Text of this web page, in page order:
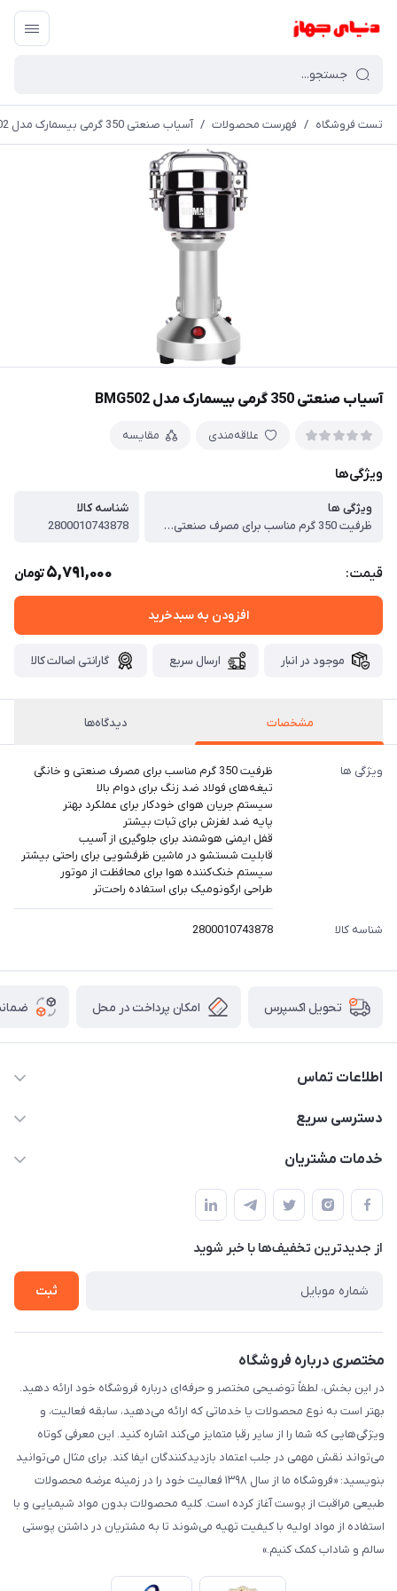
تست فروشگاه / فهرست محصولات / آسیاب صنعتی 350 گرمی بیسمارک مدل BMG502
آسیاب صنعتی 350 گرمی بیسمارک مدل BMG502
علاقه‌مندی مقایسه
ویژگی‌ها
ویژگی ها
ظرفیت 350 گرم مناسب برای مصرف صنعتی و خانگی ، تیغه‌های فولاد ضد زنگ برای دوام بالا ، سیستم جریان هوای خودکار برای عملکرد بهتر ، پایه ضد لغزش برای ثبات بیشتر ، قفل ایمنی هوشمند برای جلوگیری از آسیب ، قابلیت شستشو در ماشین ظرفشویی برای راحتی بیشتر ، سیستم خنک‌کننده هوا برای محافظت از موتور ، طراحی ارگونومیک برای استفاده راحت‌تر
شناسه کالا
2800010743878
قیمت: 5,791,000تومان
افزودن به سبدخرید
موجود در انبار ارسال سریع گارانتی اصالت کالا
مشخصات دیدگاه‌ها
ویژگی ها
ظرفیت 350 گرم مناسب برای مصرف صنعتی و خانگی
تیغه‌های فولاد ضد زنگ برای دوام بالا
سیستم جریان هوای خودکار برای عملکرد بهتر
پایه ضد لغزش برای ثبات بیشتر
قفل ایمنی هوشمند برای جلوگیری از آسیب
قابلیت شستشو در ماشین ظرفشویی برای راحتی بیشتر
سیستم خنک‌کننده هوا برای محافظت از موتور
طراحی ارگونومیک برای استفاده راحت‌تر
شناسه کالا 2800010743878
تحویل اکسپرس امکان پرداخت در محل
اطلاعات تماس
۰۲۱۰۰۰۰۰۰۰۰
دسترسی سریع
حساب کاربری
لیست محصولات
درباره ما
خدمات مشتریان
قوانین و مقررات
حریم خصوصی
راهنما
از جدید‌ترین تخفیف‌ها با‌ خبر شوید
ثبت
مختصری درباره فروشگاه
در این بخش، لطفاً توضیحی مختصر و حرفه‌ای درباره فروشگاه خود ارائه دهید.
بهتر است به نوع محصولات یا خدماتی که ارائه می‌دهید، سابقه فعالیت، و
ویژگی‌هایی که شما را از سایر رقبا متمایز می‌کند اشاره کنید. این معرفی کوتاه
می‌تواند نقش مهمی در جلب اعتماد بازدیدکنندگان ایفا کند. برای مثال می‌توانید
بنویسید: «فروشگاه ما از سال ۱۳۹۸ فعالیت خود را در زمینه عرضه محصولات
طبیعی مراقبت از پوست آغاز کرده است. کلیه محصولات بدون مواد شیمیایی و با
استفاده از مواد اولیه با کیفیت تهیه می‌شوند تا به مشتریان در داشتن پوستی
سالم و شاداب کمک کنیم.»